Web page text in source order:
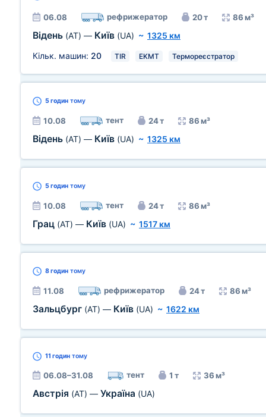
06.08 рефрижератор 20 т 86 м³
Відень (AT) — Київ (UA) ~ 1325 км
Кільк. машин: 20 TIR EKMT Термореєстратор
5 годин тому
10.08 тент 24 т 86 м³
Відень (AT) — Київ (UA) ~ 1325 км
5 годин тому
10.08 тент 24 т 86 м³
Грац (AT) — Київ (UA) ~ 1517 км
8 годин тому
11.08 рефрижератор 24 т 86 м³
Зальцбург (AT) — Київ (UA) ~ 1622 км
11 годин тому
06.08–31.08 тент 1 т 36 м³
Австрія (AT) — Україна (UA)